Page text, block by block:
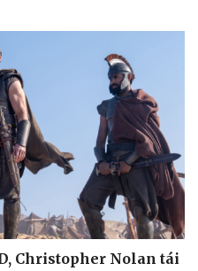
Christopher Nolan tái